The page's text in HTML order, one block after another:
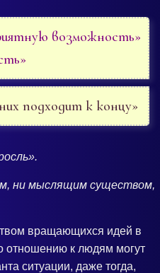
возможность»
подходит к концу»
ни мыслящим существом,
вращающихся идей в
отношению к людям могут
ситуации, даже тогда,